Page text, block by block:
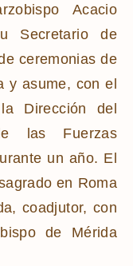
Acacio
Secretario de
ceremonias de
y asume, con el
Dirección del
las Fuerzas
un año. El
en Roma
coadjutor, con
de Mérida